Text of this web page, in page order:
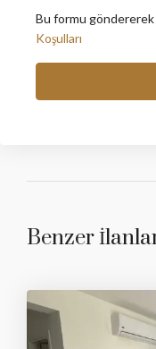
Bu formu göndererek
Koşulları
Benzer